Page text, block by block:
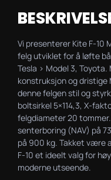
Vi presenterer Kite F-10
felg utviklet for å løfte
Tesla > Model 3,
konstruksjon og
denne felgen stil og
boltsirkel 5×114,3, X-
felgdiameter 20
senterboring (NAV) på
på 900 kg. Takket være
F-10 et ideelt valg for
moderne utseende.